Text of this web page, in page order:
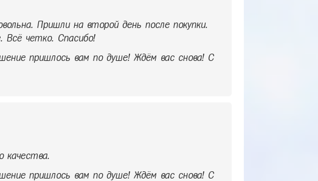
Пришли на второй день после покупки.
Всё четко. Спасибо!
пришлось вам по душе! Ждём вас снова! С
качества.
пришлось вам по душе! Ждём вас снова! С